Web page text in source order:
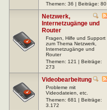
Themen: 36 | Beiträge: 80
Netzwerk,
Internetzugänge und
Router
Fragen, Hilfe und Support
zum Thema Netzwerk,
Internetzugänge und
Router
Themen: 121 | Beiträge:
273
Videobearbeitung
Probleme mit
Videodateien, etc.
Themen: 681 | Beiträge:
3.172